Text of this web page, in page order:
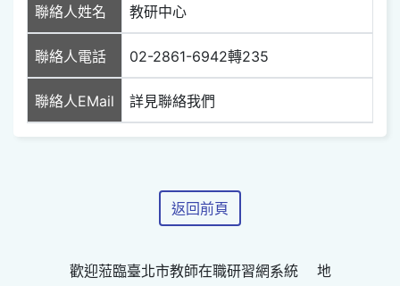
聯絡人姓名 教研中心
聯絡人電話 02-2861-6942轉235
聯絡人EMail 詳見聯絡我們
返回前頁
歡迎蒞臨臺北市教師在職研習網系統 地